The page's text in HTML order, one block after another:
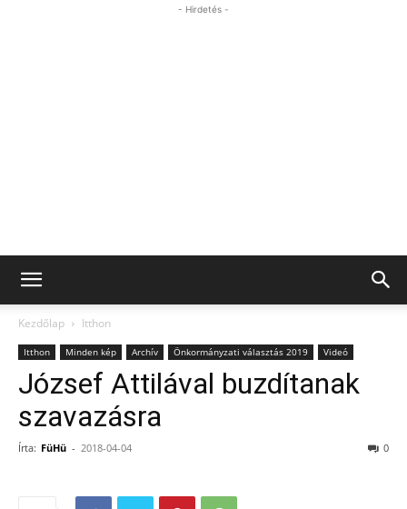
- Hirdetés -
Kezdőlap Itthon
Itthon Minden kép Archív Önkormányzati választás 2019 Videó
József Attilával buzdítanak
szavazásra
Írta: FüHü - 2018-04-04 0